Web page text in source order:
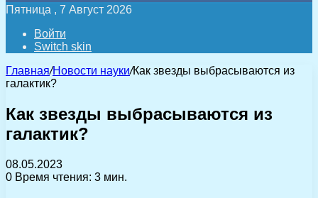
Пятница , 7 Август 2026
Войти
Switch skin
Главная/Новости науки/Как звезды выбрасываются из
галактик?
Как звезды выбрасываются из
галактик?
08.05.2023
0 Время чтения: 3 мин.